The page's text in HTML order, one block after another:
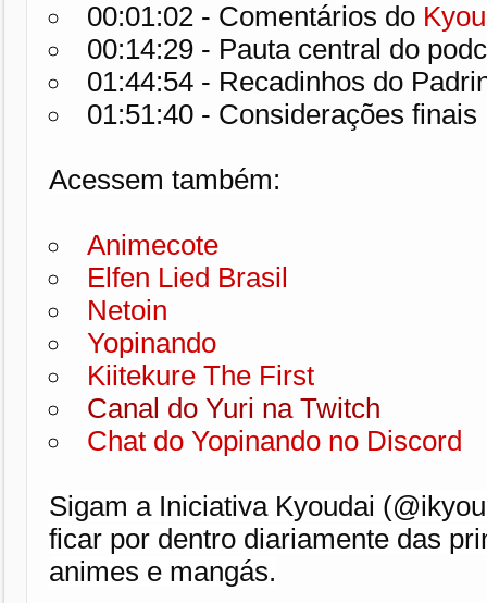
00:01:02 - Comentários do
00:14:29
01:44:54
01:51:40 - Considerações finais
Acessem também:
Animecote
Elfen Lied Brasil
Netoin
Yopinando
Kiitekure The First
Canal do Yuri na Twitch
Chat do Yopinando no Discord
Sigam a Iniciativa Kyoudai
ficar por dentro diariamente das
animes e mangás.